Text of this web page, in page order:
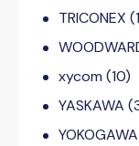
TRICONEX
xycom (10)
YASKAWA
YOKOGAWA